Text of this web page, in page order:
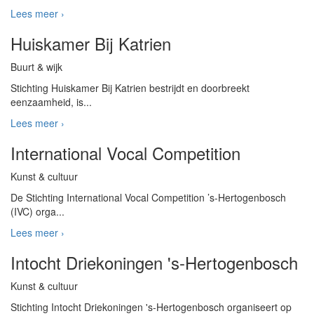
Lees meer ›
Huiskamer Bij Katrien
Buurt & wijk
Stichting Huiskamer Bij Katrien bestrijdt en doorbreekt
eenzaamheid, is...
Lees meer ›
International Vocal Competition
Kunst & cultuur
De Stichting International Vocal Competition ’s-Hertogenbosch
(IVC) orga...
Lees meer ›
Intocht Driekoningen 's-Hertogenbosch
Kunst & cultuur
Stichting Intocht Driekoningen 's-Hertogenbosch organiseert op